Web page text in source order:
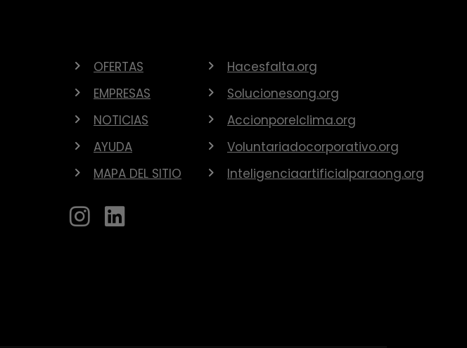
OFERTAS
EMPRESAS
NOTICIAS
AYUDA
MAPA DEL SITIO
Hacesfalta.org
Solucionesong.org
Accionporelclima.org
Voluntariadocorporativo.org
Inteligenciaartificialparaong.org